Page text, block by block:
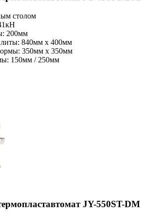
столом
200мм
840мм x 400мм
350мм x 350мм
150мм / 250мм
JY-550ST-DM